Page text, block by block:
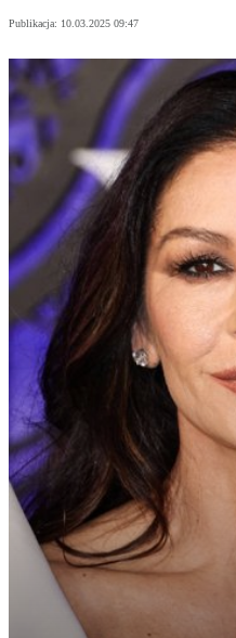
Publikacja: 10.03.2025 09:47